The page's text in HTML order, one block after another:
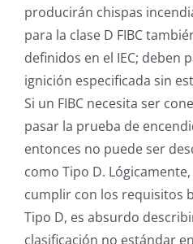
producirán chispas
para la clase D FIBC
definidos en el IEC; deben
ignición especificada sin
Si un FIBC necesita ser
pasar la prueba de
entonces no puede ser
como Tipo D.
cumplir con los requisitos
Tipo D, es absurdo
clasificación no estándar